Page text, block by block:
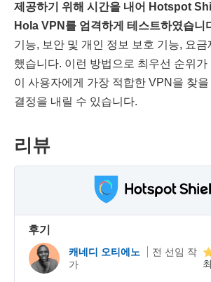
제공하기 위해 시간을 내어 Hotspot
Hola VPN를 엄격하게 테스트하였습니
기능, 보안 및 개인 정보 보호 기능, 요금
했습니다. 이런 방법으로 최우선 순위가
이 사용자에게 가장 적합한 VPN을 찾
결정을 내릴 수 있습니다.
리뷰
후기
캐네디 오티에노
전 선임 작
가